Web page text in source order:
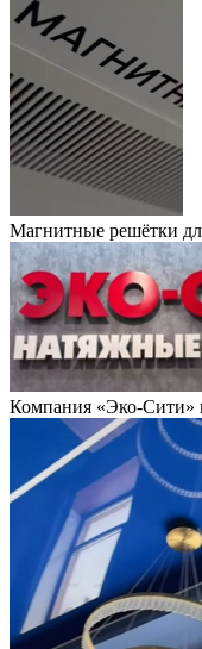
Магнитные решётки
Компания «Эко-Сити»